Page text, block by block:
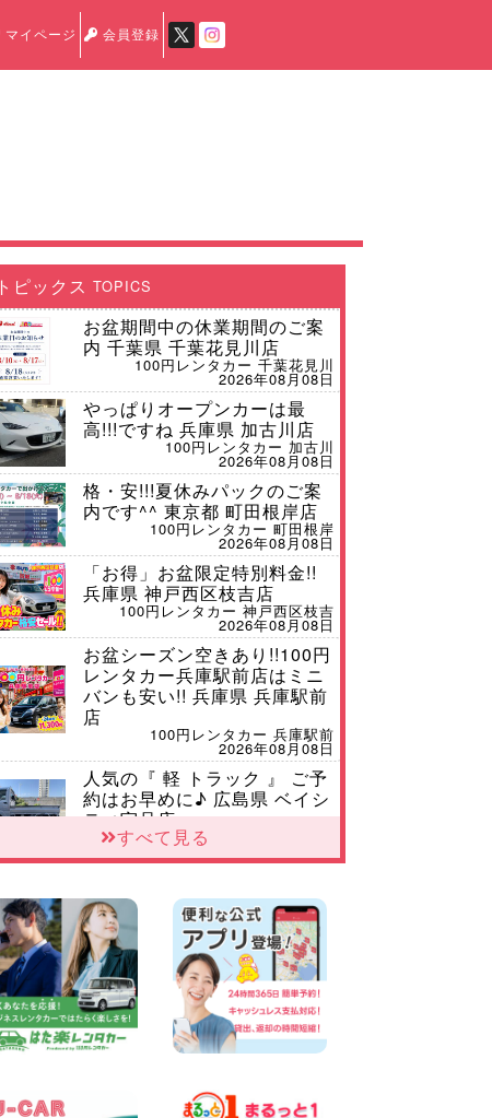
マイページ 会員登録
トピックス TOPICS
お盆期間中の休業期間のご案
内 千葉県 千葉花見川店
100円レンタカー 千葉花見川
2026年08月08日
やっぱりオープンカーは最
高!!!ですね 兵庫県 加古川店
100円レンタカー 加古川
2026年08月08日
格・安!!!夏休みパックのご案
内です^^ 東京都 町田根岸店
100円レンタカー 町田根岸
2026年08月08日
「お得」お盆限定特別料金!!
兵庫県 神戸西区枝吉店
100円レンタカー 神戸西区枝吉
2026年08月08日
お盆シーズン空きあり!!100円
レンタカー兵庫駅前店はミニ
バンも安い!! 兵庫県 兵庫駅前
店
100円レンタカー 兵庫駅前
2026年08月08日
人気の『 軽 トラック 』 ご予
約はお早めに♪ 広島県 ベイシ
ティ宇品店
100円レンタカー ベイシティ宇品
日市インター店
100円レンタカー 四日市インター
2026年08月08日
横浜弥生台店限定!!夏季特別
キャンペーンのお知らせ!! 神
奈川県 横浜弥生台店
100円レンタカー 横浜弥生台
2026年08月08日
絡 愛知県 三河安城店
100円レンタカー 三河安城
すべて見る